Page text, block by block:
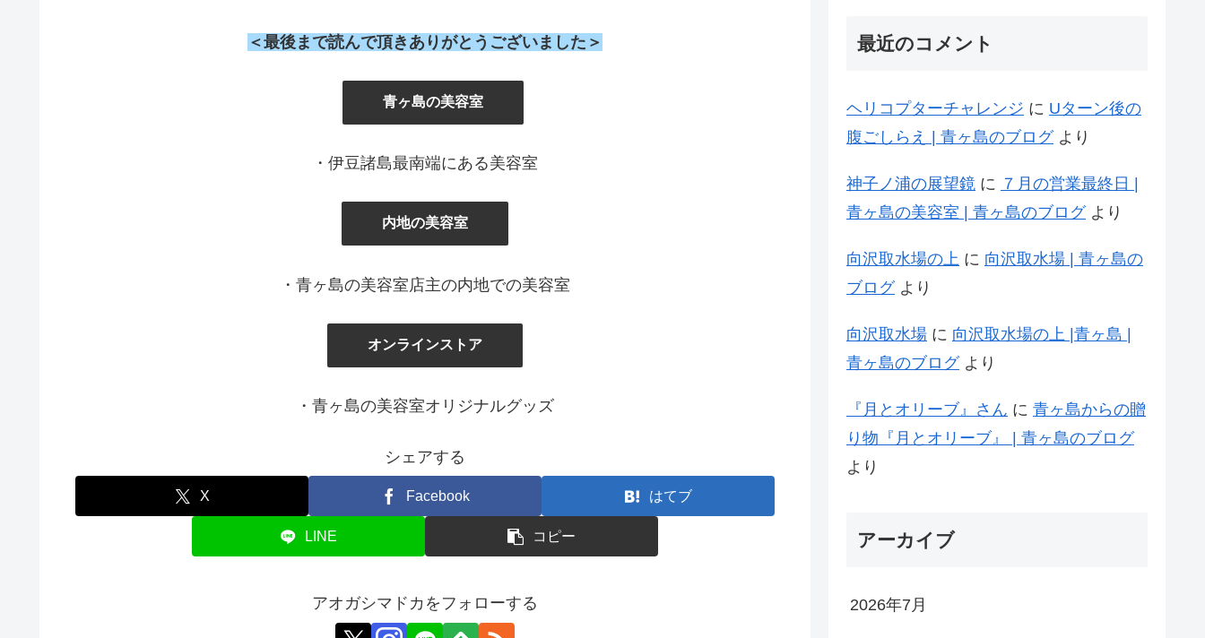
＜最後まで読んで頂きありがとうございました＞
青ヶ島の美容室
・伊豆諸島最南端にある美容室
内地の美容室
・青ヶ島の美容室店主の内地での美容室
オンラインストア
・青ヶ島の美容室オリジナルグッズ
シェアする
X Facebook はてブ
LINE コピー
アオガシマドカをフォローする
最近のコメント
ヘリコプターチャレンジ に Uターン後の
腹ごしらえ | 青ヶ島のブログより
神子ノ浦の展望鏡 に ７月の営業最終日 |
青ヶ島の美容室 | 青ヶ島のブログより
向沢取水場の上 に 向沢取水場 | 青ヶ島の
ブログより
向沢取水場 に 向沢取水場の上 |青ヶ島 |
青ヶ島のブログより
『月とオリーブ』さん に 青ヶ島からの贈
り物『月とオリーブ』 | 青ヶ島のブログ
より
アーカイブ
2026年7月